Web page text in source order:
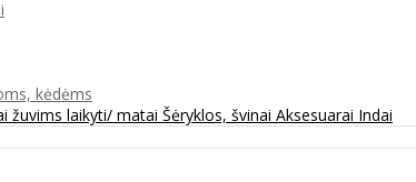
kėdėms
žuvims laikyti/ matai Šėryklos, švinai Aksesuarai Indai